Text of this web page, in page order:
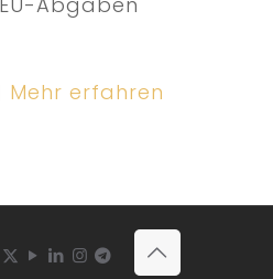
Mehr erfahren